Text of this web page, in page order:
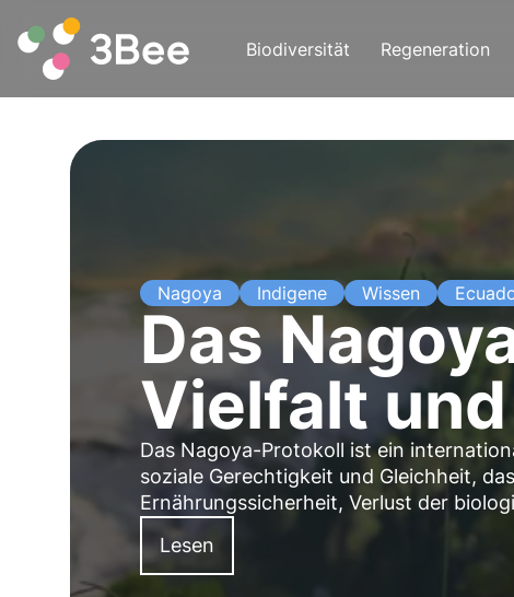
Biodiversität Regeneration
Nagoya Indigene Wissen
Das
Vielfalt
Das Nagoya-Protokoll ist ein
soziale Gerechtigkeit und Gleichheit,
Ernährungssicherheit, Verlust der
Lesen